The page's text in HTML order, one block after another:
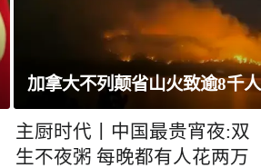
巴西将与阿根廷外交关系降为
主厨时代丨中国最贵宵夜:双
生不夜粥 每晚都有人花两万